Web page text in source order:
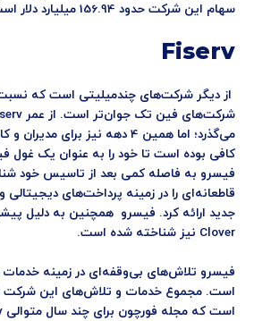
سهام این شرکت حدود 156.94 میلیارد دلار است.
Fiserv
از دیگر شرکت‌های چندمیلیتی است که
می‌گذرد؛ اما همین 4 دهه نیز برای
کافی بوده است تا خود را به عنوان یک غول
فیسرو به فاصله کمی بعد از تاسیس خود
قاطعانه‌ای را در زمینه پرداخت‌های دیجیتالی
جدید ارائه کرد. فیسرو همچنین به دلیل
Clover نیز شناخته شده است.
فیسرو تلاش‌های بی‌وقفه‌ای در زمینه خدمات
است. مجموع خدمات و تلاش‌های این شرکت